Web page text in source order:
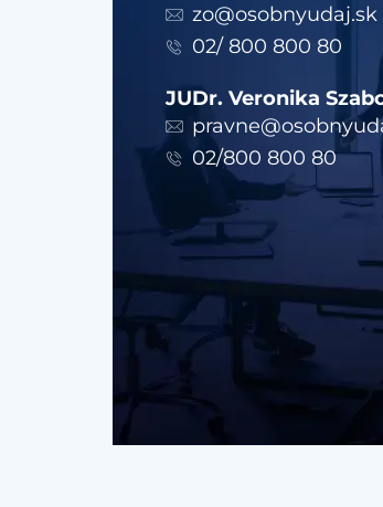
zo@osobnyudaj.sk
02/ 800 800 80
JUDr. Veronika
02/800 800 80